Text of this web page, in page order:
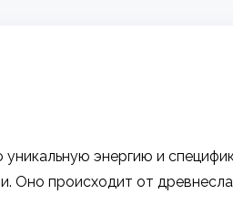
энергию и
Оно происходит от